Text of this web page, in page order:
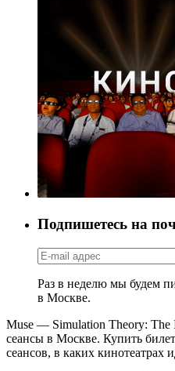
Подпишетесь на
Раз в неделю мы будем
в Москве.
Muse — Simulation Theory:
сеансы в Москве. Купить
сеансов, в каких кинотеатрах